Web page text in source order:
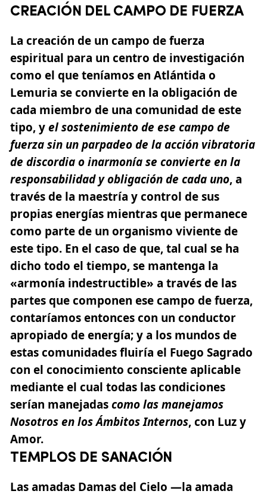
CREACIÓN DEL CAMPO DE FUERZA
La creación de un campo de fuerza
espiritual para un centro de investigación
como el que teníamos en Atlántida o
Lemuria se convierte en la obligación de
cada miembro de una comunidad de este
tipo, yel sostenimiento de ese campo de
fuerza sin un parpadeo de la acción vibratoria
de discordia o inarmonía se convierte en la
responsabilidad y obligación de cada uno, a
través de la maestría y control de sus
propias energías mientras que permanece
como parte de un organismo viviente de
este tipo. En el caso de que, tal cual se ha
dicho todo el tiempo, se mantenga la
«armonía indestructible» a través de las
partes que componen ese campo de fuerza,
contaríamos entonces con un conductor
apropiado de energía; y a los mundos de
estas comunidades fluiría el Fuego Sagrado
con el conocimiento consciente aplicable
mediante el cual todas las condiciones
serían manejadascomo las manejamos
Nosotros en los Ámbitos Internos, con Luz y
Amor.
TEMPLOS DE SANACIÓN
Las amadas Damas del Cielo —la amada